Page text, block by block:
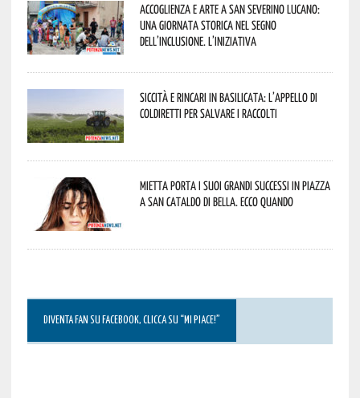
Accoglienza e arte a San Severino Lucano:
una giornata storica nel segno
dell’inclusione. L’iniziativa
Siccità e rincari in Basilicata: l’appello di
Coldiretti per salvare i raccolti
Mietta porta i suoi grandi successi in piazza
a San Cataldo di Bella. Ecco quando
DIVENTA FAN SU FACEBOOK, CLICCA SU “MI PIACE!”